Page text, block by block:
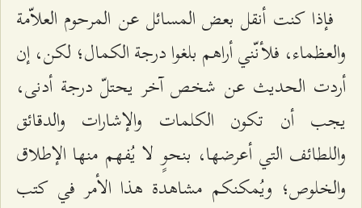
فإذا كنت أنقل بعض المسائل عن المرحوم العلاّمة
والعظماء، فلأنّني أراهم بلغوا درجة الكمال؛ لكن، إن
أردت الحديث عن شخص آخر يحتلّ درجة أدنى،
يجب أن تكون الكلمات والإشارات والدقائق
واللطائف التي أعرضها، بنحوٍ لا يُفهم منها الإطلاق
والخلوص؛ ويُمكنكم مشاهدة هذا الأمر في كتب